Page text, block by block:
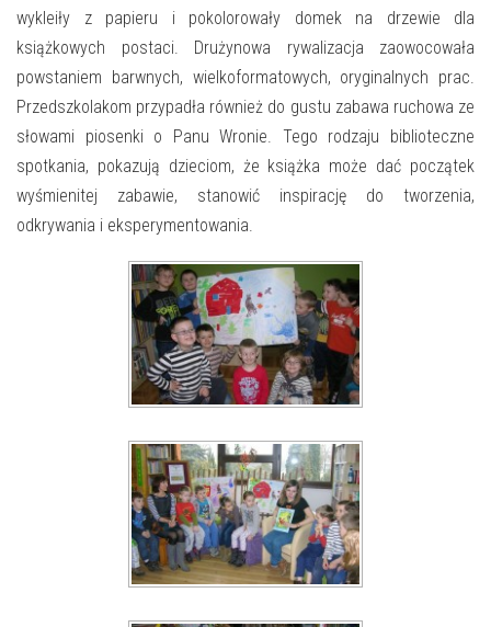
O NAS
wykleiły z papieru i pokolorowały domek na drzewie dla
książkowych postaci. Drużynowa rywalizacja zaowocowała
powstaniem barwnych, wielkoformatowych, oryginalnych prac.
Przedszkolakom przypadła również do gustu zabawa ruchowa ze
słowami piosenki o Panu Wronie. Tego rodzaju biblioteczne
spotkania, pokazują dzieciom, że książka może dać początek
wyśmienitej zabawie, stanowić inspirację do tworzenia,
odkrywania i eksperymentowania.